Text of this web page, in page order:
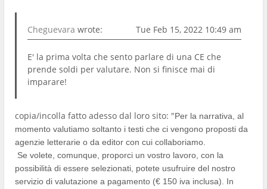
Cheguevara wrote: Tue Feb 15, 2022 10:49 am
E' la prima volta che sento parlare di una CE che
prende soldi per valutare. Non si finisce mai di
imparare!
copia/incolla fatto adesso dal loro sito: " Per la narrativa, al
momento valutiamo soltanto i testi che ci vengono proposti da
agenzie letterarie o da editor con cui collaboriamo.
Se volete, comunque, proporci un vostro lavoro, con la
possibilità di essere selezionati, potete usufruire del nostro
servizio di valutazione a pagamento (€ 150 iva inclusa). In